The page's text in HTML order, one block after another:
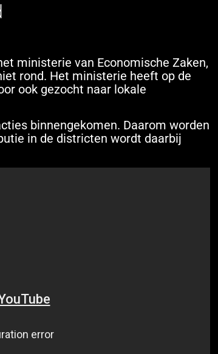
ministerie van Economische Zaken,
rond. Het ministerie heeft op de
ook gezocht naar lokale
binnengekomen. Daarom worden
in de districten wordt daarbij